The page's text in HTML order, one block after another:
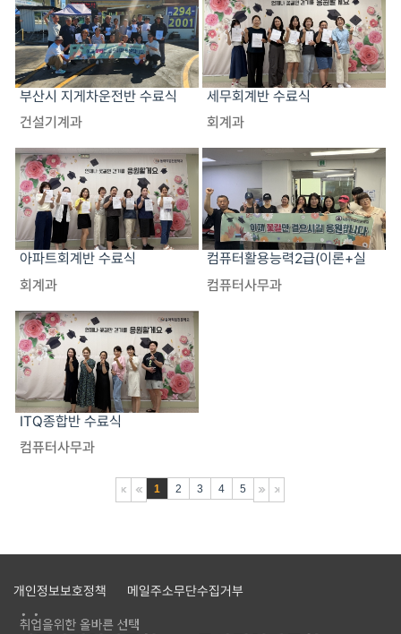
부산시 지게차운전반 수료식
건설기계과
세무회계반 수료식
회계과
아파트회계반 수료식
회계과
컴퓨터활용능력2급(이론+실
기)반 수료식
컴퓨터사무과
ITQ종합반 수료식
컴퓨터사무과
1 2 3 4 5
개인정보보호정책 메일주소무단수집거부